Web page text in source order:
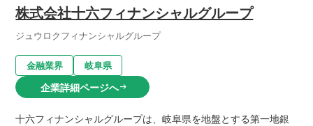
株式会社十六フィナンシャルグループ
ジュウロクフィナンシャルグループ
金融業界 岐阜県
企業詳細ページへarrow_right_alt
十六フィナンシャルグループは、岐阜県を地盤とする第一地銀